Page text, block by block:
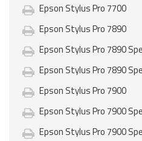
Epson Stylus Pro 7700
Epson Stylus Pro 7890
Epson Stylus Pro 7890
Epson Stylus Pro 7890
Epson Stylus Pro 7900
Epson Stylus Pro 7900
Epson Stylus Pro 7900